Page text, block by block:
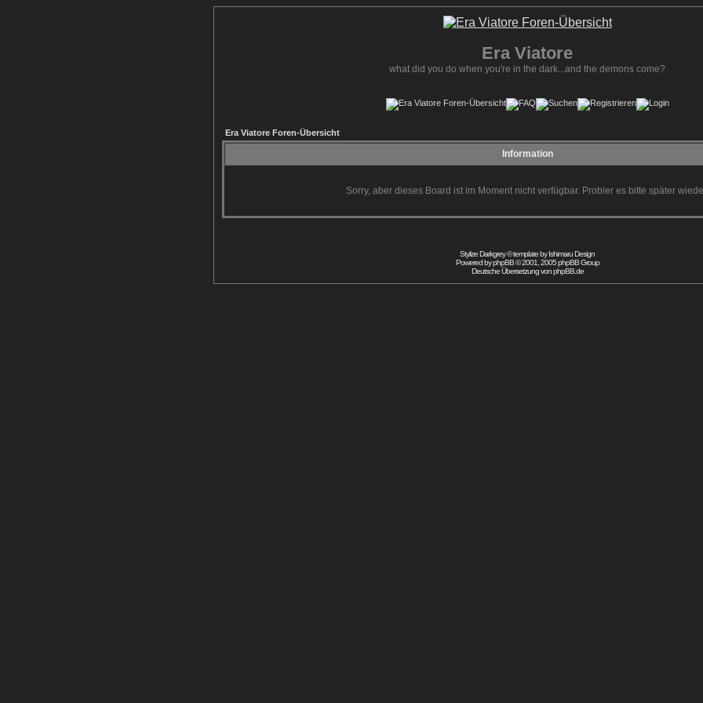
Era Viatore
what did you do when you're in the dark...and the demons come?
Era Viatore Foren-Übersicht
Information
Sorry, aber dieses Board ist im Moment nicht verfügbar. Probier es bitte später
Stylize Darkgrey © template byIshimaru Design
Powered byphpBB© 2001, 2005 phpBB Group
Deutsche Übersetzung vonphpBB.de